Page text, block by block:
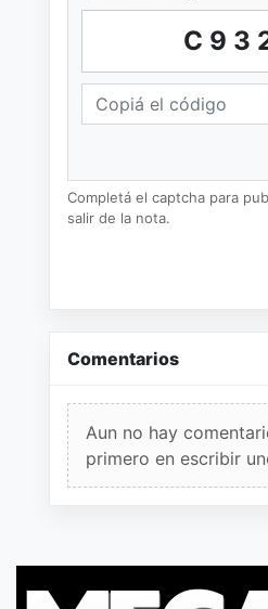
Completá el captcha para
salir de la nota.
Comentarios
Aun no hay
primero en escribir